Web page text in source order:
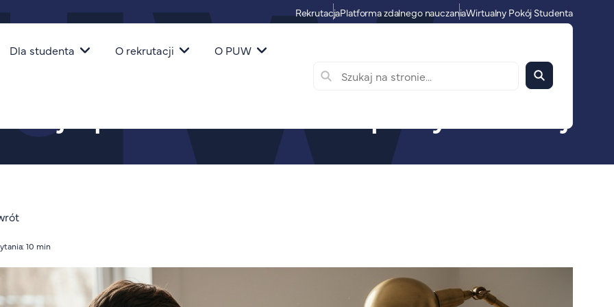
RekrutacjaPlatforma zdalnego nauczaniaWirtualny Pokój Studenta
Dla studenta O rekrutacji O PUW
– poradnik tworzenia rozprawy naukowej
10 min